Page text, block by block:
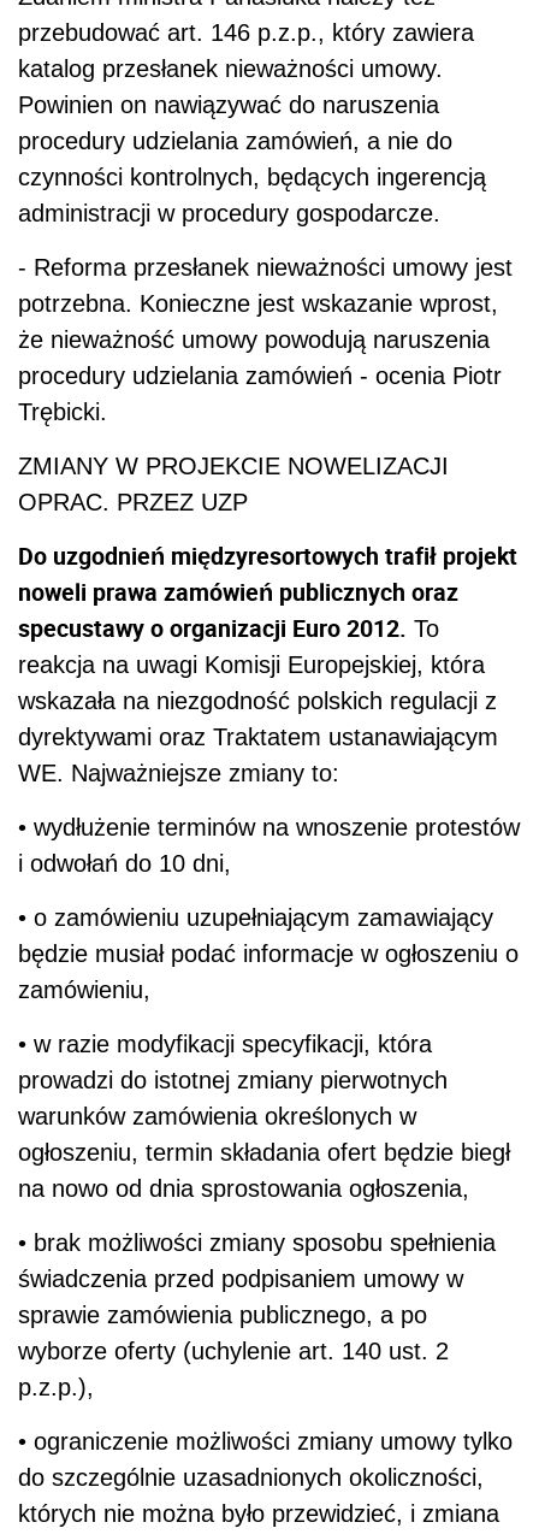
przebudować art. 146 p.z.p., który zawiera
katalog przesłanek nieważności umowy.
Powinien on nawiązywać do naruszenia
procedury udzielania zamówień, a nie do
czynności kontrolnych, będących ingerencją
administracji w procedury gospodarcze.
- Reforma przesłanek nieważności umowy jest
potrzebna. Konieczne jest wskazanie wprost,
że nieważność umowy powodują naruszenia
procedury udzielania zamówień - ocenia Piotr
Trębicki.
ZMIANY W PROJEKCIE NOWELIZACJI
OPRAC. PRZEZ UZP
Do uzgodnień międzyresortowych trafił projekt
noweli prawa zamówień publicznych oraz
specustawy o organizacji Euro 2012. To
reakcja na uwagi Komisji Europejskiej, która
wskazała na niezgodność polskich regulacji z
dyrektywami oraz Traktatem ustanawiającym
WE. Najważniejsze zmiany to:
• wydłużenie terminów na wnoszenie protestów
i odwołań do 10 dni,
• o zamówieniu uzupełniającym zamawiający
będzie musiał podać informacje w ogłoszeniu o
zamówieniu,
• w razie modyfikacji specyfikacji, która
prowadzi do istotnej zmiany pierwotnych
warunków zamówienia określonych w
ogłoszeniu, termin składania ofert będzie biegł
na nowo od dnia sprostowania ogłoszenia,
• brak możliwości zmiany sposobu spełnienia
świadczenia przed podpisaniem umowy w
sprawie zamówienia publicznego, a po
wyborze oferty (uchylenie art. 140 ust. 2
p.z.p.),
• ograniczenie możliwości zmiany umowy tylko
do szczególnie uzasadnionych okoliczności,
których nie można było przewidzieć, i zmiana